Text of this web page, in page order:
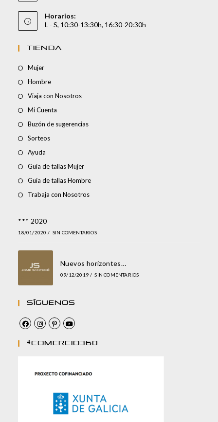
Horarios:
L - S, 10:30-13:30h, 16:30-20:30h
TIENDA
Mujer
Hombre
Viaja con Nosotros
Mi Cuenta
Buzón de sugerencias
Sorteos
Ayuda
Guía de tallas Mujer
Guía de tallas Hombre
Trabaja con Nosotros
*** 2020
18/01/2020 / SIN COMENTARIOS
Nuevos horizontes…
09/12/2019 / SIN COMENTARIOS
Síguenos
#comercio360